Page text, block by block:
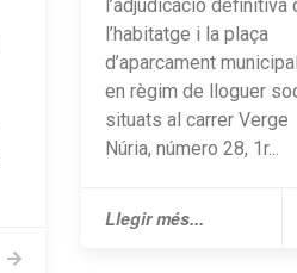
l’adjudicació definitiva
l’habitatge i la plaça
d’aparcament
en règim de lloguer
situats al carrer Verge
Núria, número 28, 1r...
Llegir més...